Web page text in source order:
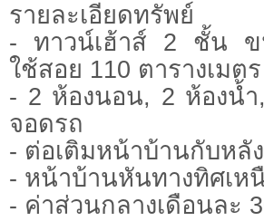
รายละเอียดทรัพย์
- ทาวน์เฮ้าส์ 2 ชั้น ข
ใช้สอย 110 ตารางเมตร
- 2 ห้องนอน, 2 ห้องน้
จอดรถ
- ต่อเติมหน้าบ้านกับหลั
- หน้าบ้านหันทางทิศเห
- ค่าส่วนกลางเดือนละ